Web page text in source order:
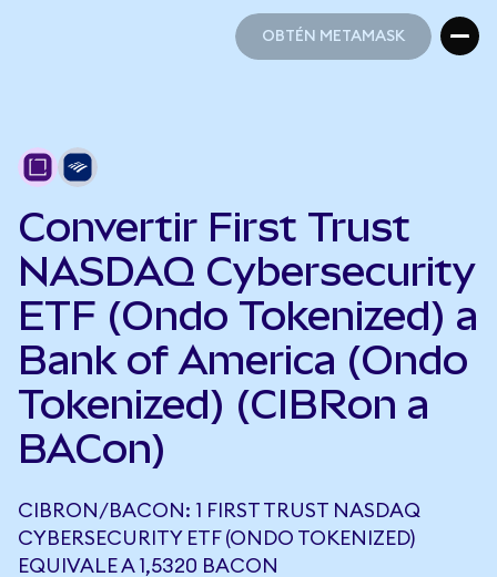
OBTÉN METAMASK
Convertir First Trust
NASDAQ Cybersecurity
ETF (Ondo Tokenized) a
Bank of America (Ondo
Tokenized) (CIBRon a
BACon)
CIBRON/BACON: 1 FIRST TRUST NASDAQ
CYBERSECURITY ETF (ONDO TOKENIZED)
EQUIVALE A 1,5320 BACON